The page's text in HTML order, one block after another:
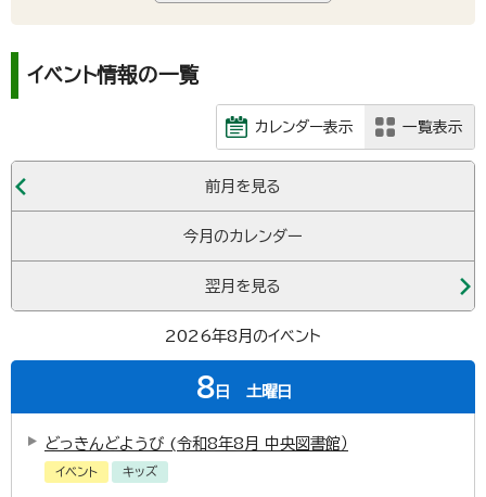
イベント情報の一覧
カレンダー表示 一覧表示
前月を見る
今月のカレンダー
翌月を見る
2026年8月のイベント
8日 土曜日
どっきんどようび (令和8年8月 中央図書館）
イベント キッズ